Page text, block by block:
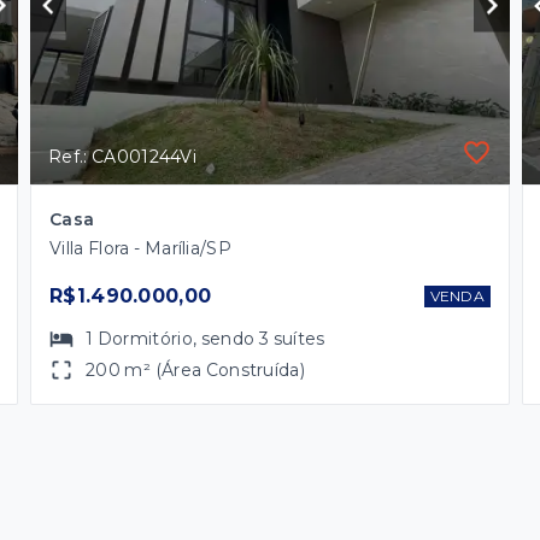
Ref.: CA001244Vi
Casa
Villa Flora - Marília/SP
R$1.490.000,00 VENDA
1 Dormitório, sendo 3 suítes
200 m² (Área Construída)